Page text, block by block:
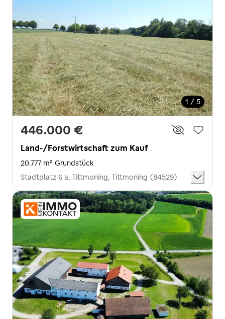
1 / 5
446.000 €
Land-/Forstwirtschaft zum Kauf
20.777 m² Grundstück
Stadtplatz 6 a, Tittmoning, Tittmoning (84529)